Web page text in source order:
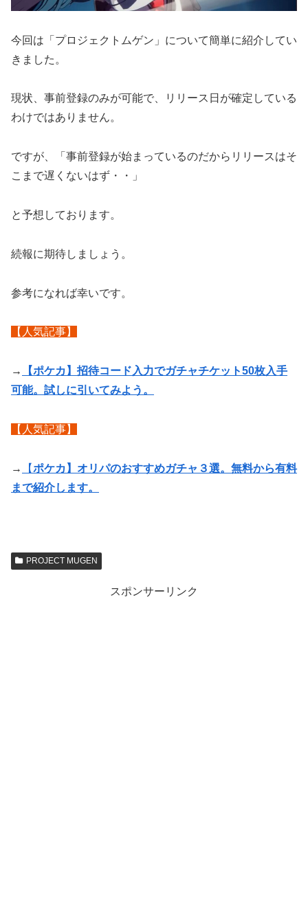
今回は「プロジェクトムゲン」について簡単に紹介してい
きました。
現状、事前登録のみが可能で、リリース日が確定している
わけではありません。
ですが、「事前登録が始まっているのだからリリースはそ
こまで遅くないはず・・」
と予想しております。
続報に期待しましょう。
参考になれば幸いです。
【人気記事】
→
【ポケカ】招待コード入力でガチャチケット50枚入手
可能。試しに引いてみよう。
【人気記事】
→ 【ポケカ】オリパのおすすめガチャ３選。無料から有料
まで紹介します。
PROJECT MUGEN
スポンサーリンク